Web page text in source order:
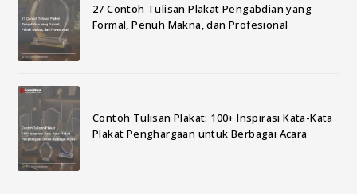
27 Contoh Tulisan Plakat Pengabdian yang
Formal, Penuh Makna, dan Profesional
Contoh Tulisan Plakat: 100+ Inspirasi Kata-Kata
Plakat Penghargaan untuk Berbagai Acara